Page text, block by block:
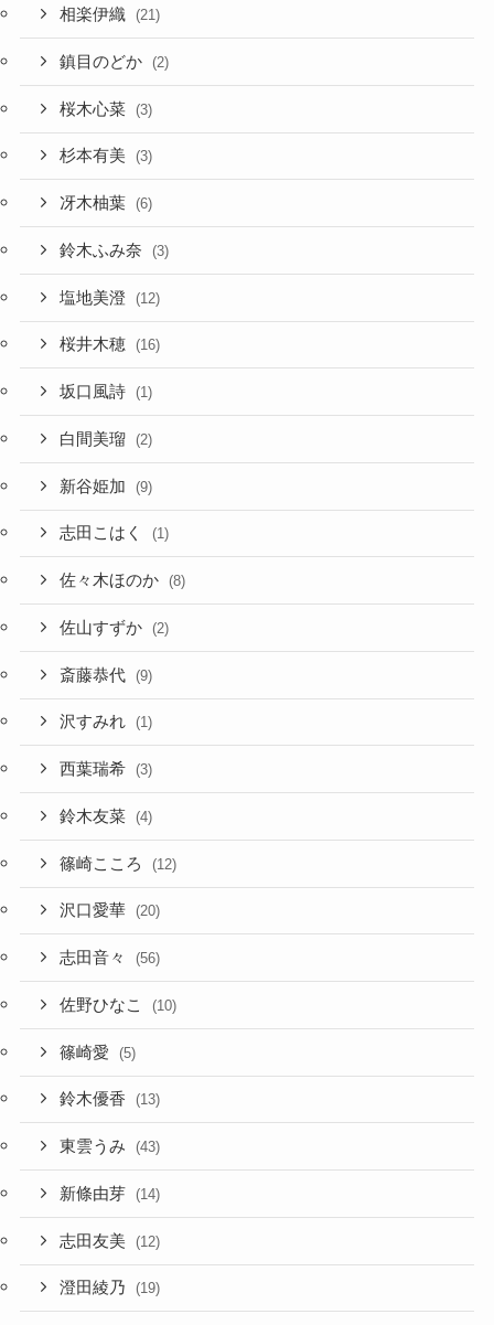
相楽伊織 (21)
鎮目のどか (2)
桜木心菜 (3)
杉本有美 (3)
冴木柚葉 (6)
鈴木ふみ奈 (3)
塩地美澄 (12)
桜井木穂 (16)
坂口風詩 (1)
白間美瑠 (2)
新谷姫加 (9)
志田こはく (1)
佐々木ほのか (8)
佐山すずか (2)
斎藤恭代 (9)
沢すみれ (1)
西葉瑞希 (3)
鈴木友菜 (4)
篠崎こころ (12)
沢口愛華 (20)
志田音々 (56)
佐野ひなこ (10)
篠崎愛 (5)
鈴木優香 (13)
東雲うみ (43)
新條由芽 (14)
志田友美 (12)
澄田綾乃 (19)